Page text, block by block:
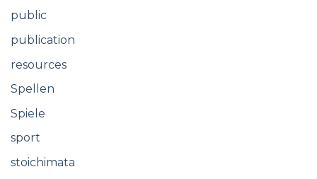
public
publication
resources
Spellen
Spiele
sport
stoichimata